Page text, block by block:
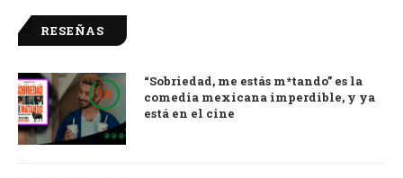
RESEÑAS
9.0
“Sobriedad, me estás m*tando” es la
comedia mexicana imperdible, y ya
está en el cine